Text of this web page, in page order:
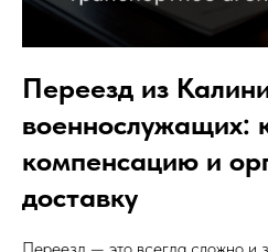
Переезд из
военнослужащих:
компенсацию и
доставку